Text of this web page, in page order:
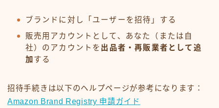
ブランドに対し「ユーザーを招待」する
販売用アカウントとして、あなた（または自
社）のアカウントを 出品者・再販業者として追
加 する
招待手続きは以下のヘルプページが参考になります：
Amazon Brand Registry 申請ガイド